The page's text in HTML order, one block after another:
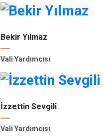
Bekir Yılmaz
Vali Yardımcısı
İzzettin Sevgili
Vali Yardımcısı